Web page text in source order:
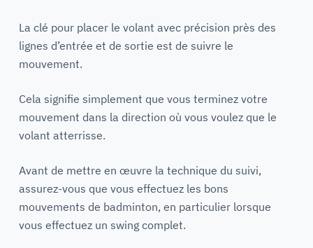
La clé pour placer le volant avec précision près des
lignes d’entrée et de sortie est de suivre le
mouvement.
Cela signifie simplement que vous terminez votre
mouvement dans la direction où vous voulez que le
volant atterrisse.
Avant de mettre en œuvre la technique du suivi,
assurez-vous que vous effectuez les bons
mouvements de badminton, en particulier lorsque
vous effectuez un swing complet.